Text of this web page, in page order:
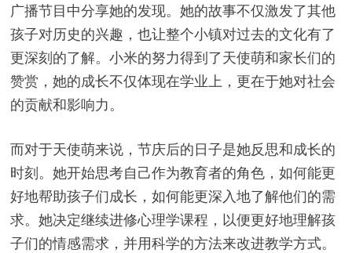
广播节目中分享她的发现。她的故事不仅激发了其他
孩子对历史的兴趣，也让整个小镇对过去的文化有了
更深刻的了解。小米的努力得到了天使萌和家长们的
赞赏，她的成长不仅体现在学业上，更在于她对社会
的贡献和影响力。
而对于天使萌来说，节庆后的日子是她反思和成长的
时刻。她开始思考自己作为教育者的角色，如何能更
好地帮助孩子们成长，如何能更深入地了解他们的需
求。她决定继续进修心理学课程，以便更好地理解孩
子们的情感需求，并用科学的方法来改进教学方式。